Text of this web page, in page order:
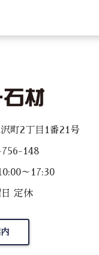
町2丁目1番21号
148
～17:30
定休